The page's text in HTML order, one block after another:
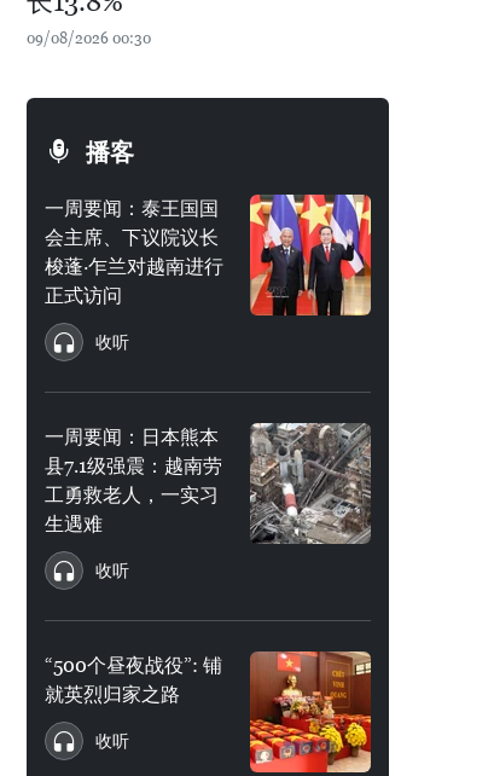
09/08/2026 00:30
播客
一周要闻：泰王国国
会主席、下议院议长
梭蓬·乍兰对越南进行
正式访问
收听
一周要闻：日本熊本
县7.1级强震：越南劳
工勇救老人，一实习
生遇难
收听
“500个昼夜战役”: 铺
就英烈归家之路
收听